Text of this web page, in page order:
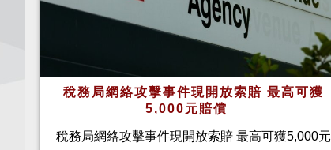
稅務局網絡攻擊事件現開放索賠 最高可獲
5,000元賠償
稅務局網絡攻擊事件現開放索賠 最高可獲5,000元